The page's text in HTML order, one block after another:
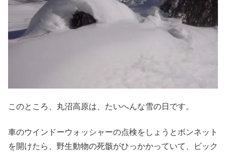
このところ、丸沼高原は、たいへんな雪の日です。
車のウインドーウォッシャーの点検をしょうとボンネット
を開けたら、野生動物の死骸がひっかかっていて、ビック